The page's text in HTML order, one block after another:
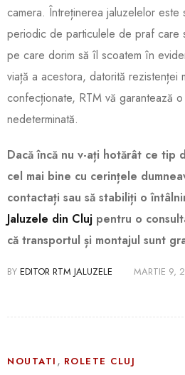
camera. Întreținerea jaluzelelor este
periodic de particulele de praf care
pe care dorim să îl scoatem în
viață a acestora, datorită rezistenței
confecționate, RTM vă garantează
nedeterminată.
Dacă încă nu v-ați hotărât ce tip
cel mai bine cu cerințele
contactați sau să stabiliți o
Jaluzele din Cluj pentru o
că transportul și montajul sunt
BY EDITOR RTM JALUZELE MARTIE 9,
NOUTATI , ROLETE CLUJ